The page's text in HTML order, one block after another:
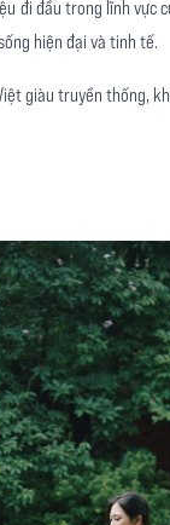
đi đầu trong lĩnh vực
hiện đại và tinh tế.
giàu truyền thống,